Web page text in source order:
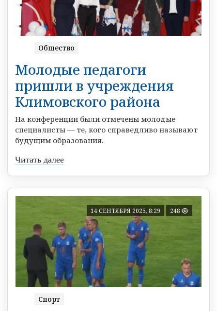
Общество
Молодые педагоги
пришли в учреждения
Климовского района
На конференции были отмечены молодые
специалисты — те, кого справедливо называют
будущим образования.
Читать далее
14 СЕНТЯБРЯ 2025, 8:29 248
Спорт